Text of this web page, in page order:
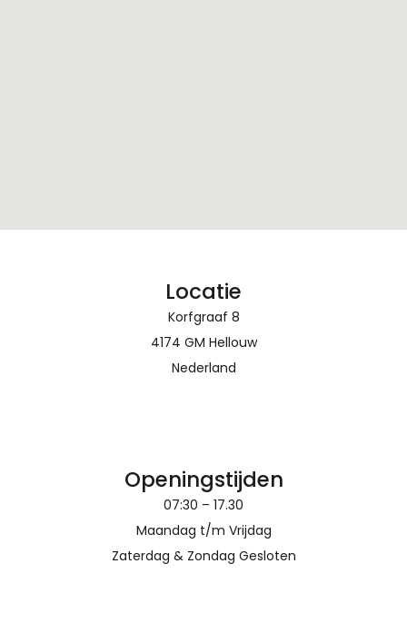
Locatie
Korfgraaf 8
4174 GM Hellouw
Nederland
Openingstijden
07:30 – 17.30
Maandag t/m Vrijdag
Zaterdag & Zondag Gesloten